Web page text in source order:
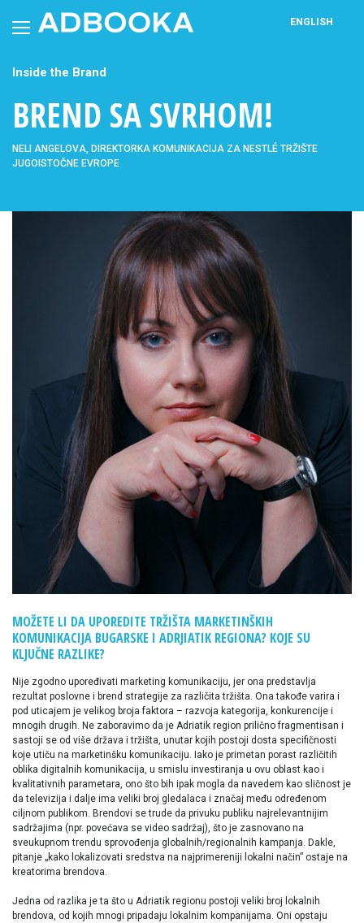
content
ENGLISH
Inside the Brand
BREND SA SVRHOM!
NELI ANGELOVA, DIREKTORKA KOMUNIKACIJA ZA NESTLÉ TRŽIŠTE
JUGOISTOČNE EVROPE
MOŽETE LI DA UPOREDITE TRŽIŠTA MARKETINŠKIH
KOMUNIKACIJA BUGARSKE I ADRJIATIK REGIONA? KOJE SU
KLJUČNE RAZLIKE?
Nije zgodno upoređivati marketing komunikaciju, jer ona predstavlja
rezultat poslovne i brend strategije za različita tržišta. Ona takođe varira i
pod uticajem je velikog broja faktora – razvoja kategorija, konkurencije i
mnogih drugih. Ne zaboravimo da je Adriatik region prilično fragmentisan i
sastoji se od više država i tržišta, unutar kojih postoji dosta specifičnosti
koje utiču na marketinšku komunikaciju. Iako je primetan porast različitih
oblika digitalnih komunikacija, u smislu investiranja u ovu oblast kao i
kvalitativnih parametara, ono što bih ipak mogla da navedem kao sličnost je
da televizija i dalje ima veliki broj gledalaca i značaj među određenom
ciljnom publikom. Brendovi se trude da privuku publiku najrelevantnijim
sadržajima (npr. povećava se video sadržaj), što je zasnovano na
sveukupnom trendu sprovođenja globalnih/regionalnih kampanja. Dakle,
pitanje „kako lokalizovati sredstva na najprimereniji lokalni način” ostaje na
kreatorima brendova.
Jedna od razlika je ta što u Adriatik regionu postoji veliki broj lokalnih
brendova, od kojih mnogi pripadaju lokalnim kompanijama. Oni opstaju